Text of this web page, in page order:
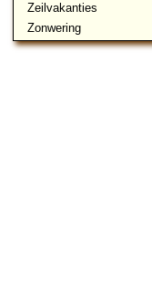
Zeilvakanties
Zonwering